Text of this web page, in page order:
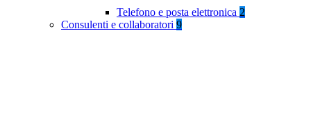
Telefono e posta elettronica 2
Consulenti e collaboratori 9